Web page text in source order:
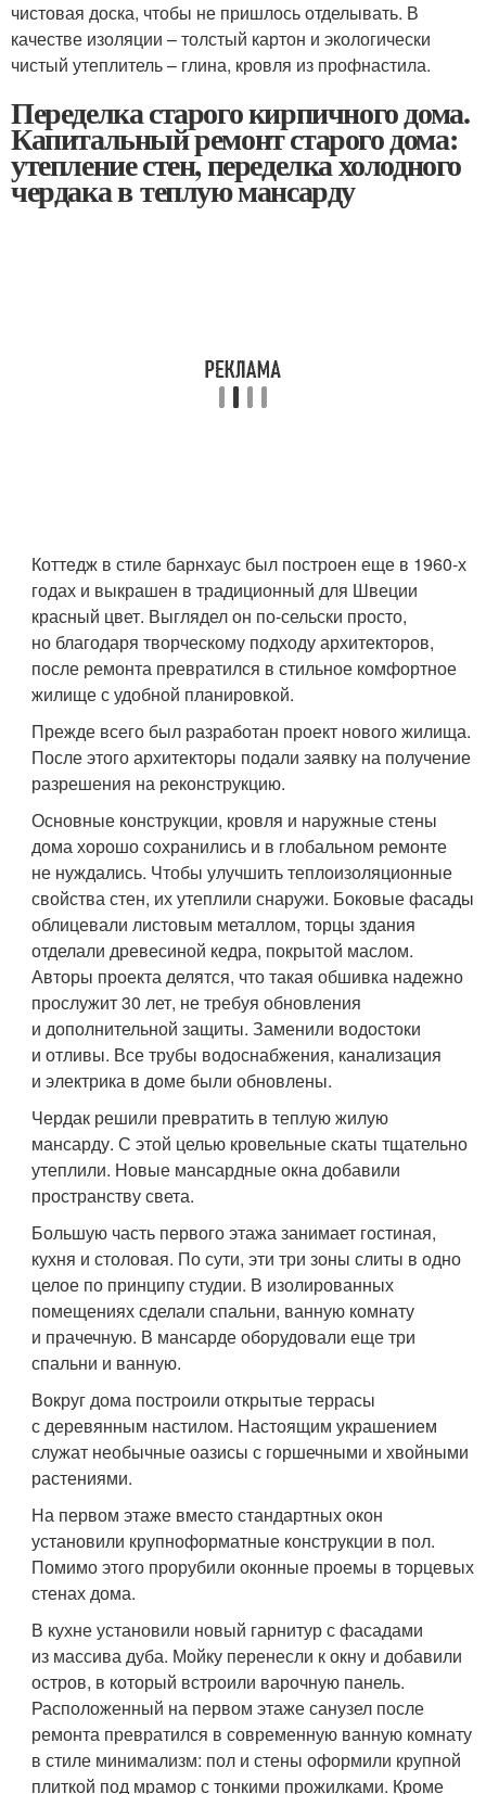
чистовая доска, чтобы не пришлось отделывать. В
качестве изоляции – толстый картон и экологически
чистый утеплитель – глина, кровля из профнастила.
Переделка старого кирпичного дома.
Капитальный ремонт старого дома:
утепление стен, переделка холодного
чердака в теплую мансарду
Коттедж в стиле барнхаус был построен еще в 1960-х
годах и выкрашен в традиционный для Швеции
красный цвет. Выглядел он по-сельски просто,
но благодаря творческому подходу архитекторов,
после ремонта превратился в стильное комфортное
жилище с удобной планировкой.
Прежде всего был разработан проект нового жилища.
После этого архитекторы подали заявку на получение
разрешения на реконструкцию.
Основные конструкции, кровля и наружные стены
дома хорошо сохранились и в глобальном ремонте
не нуждались. Чтобы улучшить теплоизоляционные
свойства стен, их утеплили снаружи. Боковые фасады
облицевали листовым металлом, торцы здания
отделали древесиной кедра, покрытой маслом.
Авторы проекта делятся, что такая обшивка надежно
прослужит 30 лет, не требуя обновления
и дополнительной защиты. Заменили водостоки
и отливы. Все трубы водоснабжения, канализация
и электрика в доме были обновлены.
Чердак решили превратить в теплую жилую
мансарду. С этой целью кровельные скаты тщательно
утеплили. Новые мансардные окна добавили
пространству света.
Большую часть первого этажа занимает гостиная,
кухня и столовая. По сути, эти три зоны слиты в одно
целое по принципу студии. В изолированных
помещениях сделали спальни, ванную комнату
и прачечную. В мансарде оборудовали еще три
спальни и ванную.
Вокруг дома построили открытые террасы
с деревянным настилом. Настоящим украшением
служат необычные оазисы с горшечными и хвойными
растениями.
На первом этаже вместо стандартных окон
установили крупноформатные конструкции в пол.
Помимо этого прорубили оконные проемы в торцевых
стенах дома.
В кухне установили новый гарнитур с фасадами
из массива дуба. Мойку перенесли к окну и добавили
остров, в который встроили варочную панель.
Расположенный на первом этаже санузел после
ремонта превратился в современную ванную комнату
в стиле минимализм: пол и стены оформили крупной
плиткой под мрамор с тонкими прожилками. Кроме